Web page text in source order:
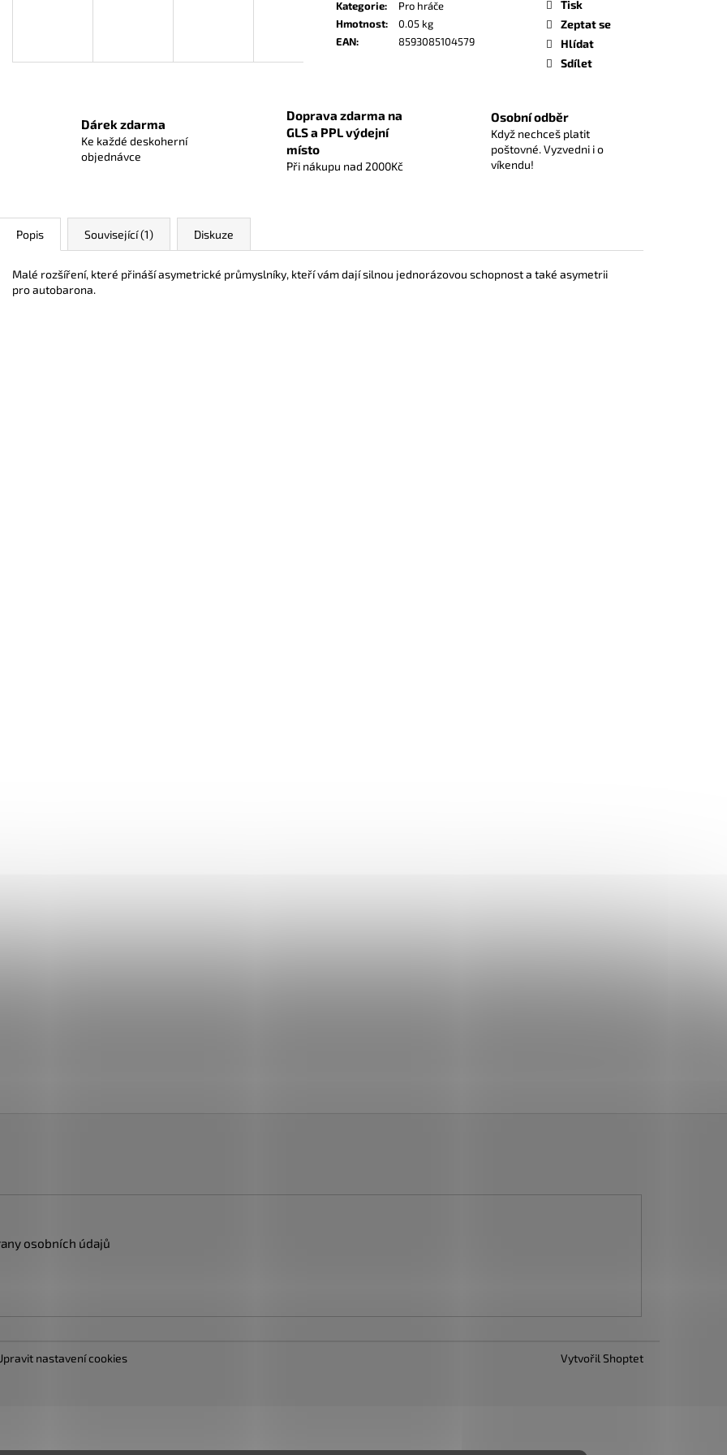
Kategorie:
Pro hráče
Hmotnost:
0.05 kg
EAN: 8593085104579
Tisk
Zeptat se
Hlídat
Sdílet
Dárek zdarma
Ke každé deskoherní
objednávce
Doprava zdarma na
GLS a PPL výdejní
místo
Při nákupu nad 2000Kč
Osobní odběr
Když nechceš platit
poštovné. Vyzvedni i o
víkendu!
Popis Související (1) Diskuze
Malé rozšíření, které přináší asymetrické průmyslníky, kteří vám dají silnou jednorázovou schopnost a také asymetrii
pro autobarona.
1 059 Kč
osobních údajů
Vytvořil Shoptet
nastavení cookies